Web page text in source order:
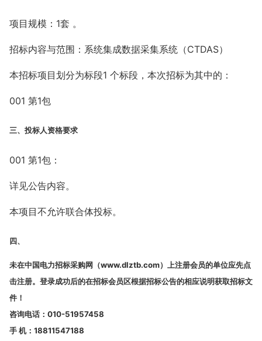
项目规模：1套 。
招标内容与范围：系统集成数据采集系统（CTDAS）
本招标项目划分为标段1 个标段，本次招标为其中的：
001 第1包
三、投标人资格要求
001 第1包：
详见公告内容。
本项目不允许联合体投标。
四、
未在中国电力招标采购网（www.dlztb.com）上注册会员的单位应先点
击注册。登录成功后的在招标会员区根据招标公告的相应说明获取招标文
件！
咨询电话：010-51957458
手 机：18811547188